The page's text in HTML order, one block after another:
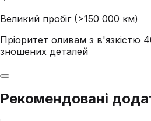
Великий пробіг (>150 000 км)
Пріоритет оливам з в'язкістю
зношених деталей
Рекомендовані